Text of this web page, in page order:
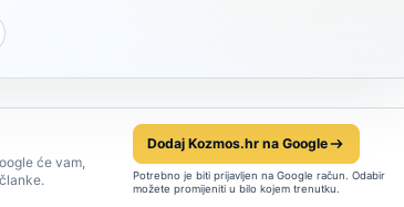
će vam,
Dodaj Kozmos.hr na Google
Potrebno je biti prijavljen na Google račun. Odabir
možete promijeniti u bilo kojem trenutku.